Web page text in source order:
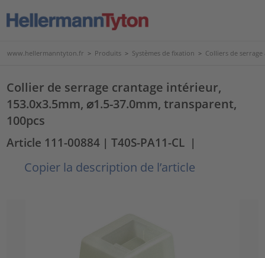
www.hellermanntyton.fr > Produits > Systèmes de fixation > Colliers de
Collier de serrage crantage intérieur,
153.0x3.5mm, ⌀1.5-37.0mm, transparent,
100pcs
Article 111-00884 | T40S-PA11-CL |
Copier la description de l’article